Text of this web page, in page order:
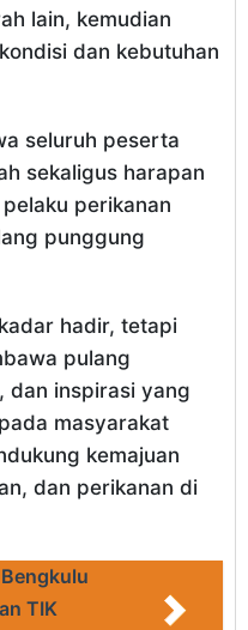
lain, kemudian
dan kebutuhan
seluruh peserta
sekaligus harapan
perikanan
punggung
hadir, tetapi
pulang
dan inspirasi yang
masyarakat
kemajuan
dan perikanan di
Bengkulu
TIK